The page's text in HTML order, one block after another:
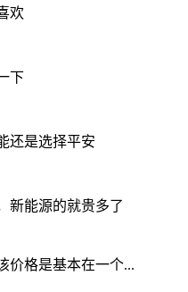
欢
下
还是选择平安
新能源的就贵多了
价格是基本在一个...